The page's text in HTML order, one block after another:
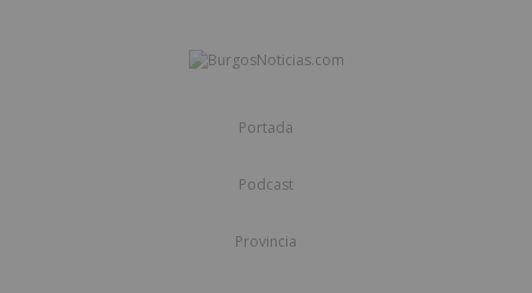
Portada
Podcast
Provincia